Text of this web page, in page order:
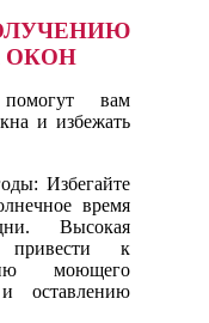
ОКОН
вам
и избежать
Избегайте
время
Высокая
привести к
моющего
оставлению